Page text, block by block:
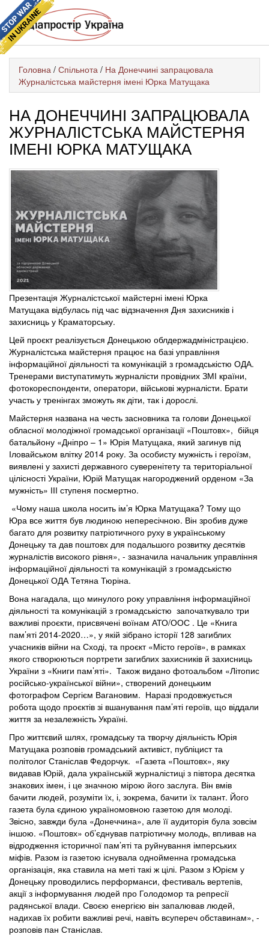
Головна / Спільнота / На Донеччині запрацювала
Журналістська майстерня імені Юрка Матущака
НА ДОНЕЧЧИНІ ЗАПРАЦЮВАЛА
ЖУРНАЛІСТСЬКА МАЙСТЕРНЯ
ІМЕНІ ЮРКА МАТУЩАКА
Презентація Журналістської майстерні імені Юрка
Матущака відбулась під час відзначення Дня захисників і
захисниць у Краматорську.
Цей проєкт реалізується Донецькою облдержадміністрацією.
Журналістська майстерня працює на базі управління
інформаційної діяльності та комунікацій з громадськістю ОДА.
Тренерами виступатимуть журналісти провідних ЗМІ країни,
фотокореспонденти, оператори, військові журналісти. Брати
участь у тренінгах зможуть як діти, так і дорослі.
Майстерня названа на честь засновника та голови Донецької
обласної молодіжної громадської організації «Поштовх», бійця
батальйону «Дніпро – 1» Юрія Матущака, який загинув під
Іловайськом влітку 2014 року. За особисту мужність і героїзм,
виявлені у захисті державного суверенітету та територіальної
цілісності України, Юрій Матущак нагороджений орденом «За
мужність» ІІІ ступеня посмертно.
«Чому наша школа носить ім’я Юрка Матущака? Тому що
Юра все життя був людиною непересічною. Він зробив дуже
багато для розвитку патріотичного руху в українському
Донецьку та дав поштовх для подальшого розвитку десятків
журналістів високого рівня», - зазначила начальник управління
інформаційної діяльності та комунікацій з громадськістю
Донецької ОДА Тетяна Тюріна.
Вона нагадала, що минулого року управління інформаційної
діяльності та комунікацій з громадськістю започаткувало три
важливі проєкти, присвячені воїнам АТО/ООС . Це «Книга
пам’яті 2014-2020…», у якій зібрано історії 128 загиблих
учасників війни на Сході, та проєкт «Місто героїв», в рамках
якого створюються портрети загиблих захисників й захисниць
України з «Книги пам’яті». Також видано фотоальбом «Літопис
російсько-української війни», створений донецьким
фотографом Сергієм Вагановим. Наразі продовжується
робота щодо проєктів зі вшанування пам’яті героїв, що віддали
життя за незалежність Україні.
Про життєвий шлях, громадську та творчу діяльність Юрія
Матущака розповів громадський активіст, публіцист та
політолог Станіслав Федорчук. «Газета «Поштовх», яку
видавав Юрій, дала українській журналістиці з півтора десятка
знакових імен, і це значною мірою його заслуга. Він вмів
бачити людей, розуміти їх, і, зокрема, бачити їх талант. Його
газета була єдиною україномовною газетою для молоді.
Звісно, завжди була «Донеччина», але її аудиторія була зовсім
іншою. «Поштовх» об’єднував патріотичну молодь, впливав на
відродження історичної пам’яті та руйнування імперських
міфів. Разом із газетою існувала однойменна громадська
організація, яка ставила на меті такі ж цілі. Разом з Юрієм у
Донецьку проводились перформанси, фестиваль вертепів,
акції з інформування людей про Голодомор та репресії
радянської влади. Своєю енергією він запалював людей,
надихав їх робити важливі речі, навіть всупереч обставинам», -
розповів пан Станіслав.